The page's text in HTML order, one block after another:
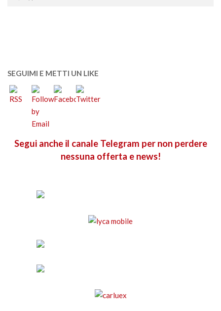
SEGUIMI E METTI UN LIKE
Segui anche il canale Telegram per non perdere
nessuna offerta e news!